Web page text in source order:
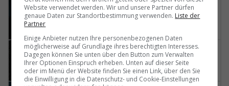
Sigriswil: Schönberg Klinik
Sigriswil › Süden: Sternwarte Sirius
Website verwendet werden. Wir und unsere Partner dürfen
genaue Daten zur Standortbestimmung verwenden. Liste der
Partner
Einige Anbieter nutzen Ihre personenbezogenen Daten
möglicherweise auf Grundlage ihres berechtigten Interesses.
Dagegen können Sie unten über den Button zum Verwalten
Ihrer Optionen Einspruch erheben. Unten auf dieser Seite
oder im Menü der Website finden Sie einen Link, über den Sie
die Einwilligung in die Datenschutz- und Cookie-Einstellungen